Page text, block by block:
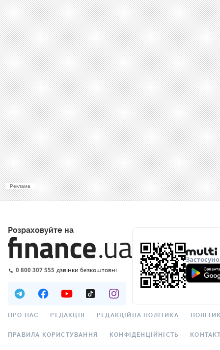
Реклама
Розраховуйте на
0 800 307 555 дзвінки безкоштовні
ПРО НАС РЕДАКЦІЯ РЕДАКЦІЙНА ПОЛІТИКА
ПРАВИЛА КОРИСТУВАННЯ КОНФІДЕНЦІЙНІСТЬ